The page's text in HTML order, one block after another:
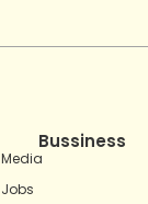
Bussiness
Media
Jobs